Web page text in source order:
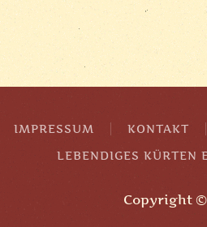
IMPRESSUM KONTAKT
LEBENDIGES KÜRTEN
Copyright ©